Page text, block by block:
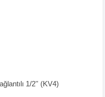
1/2'' (KV4)